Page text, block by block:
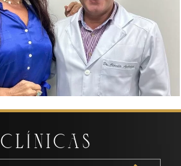
CLÍNICAS